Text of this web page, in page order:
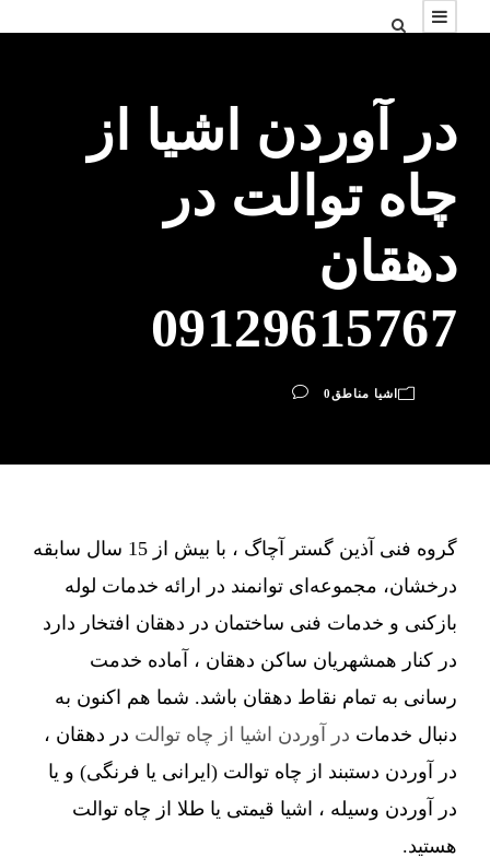
در آوردن اشیا از
چاه توالت در
دهقان
09129615767
اشیا مناطق 0
گروه فنی آذین گستر آچاگ ، با بیش از 15 سال سابقه
درخشان، مجموعه‌ای توانمند در ارائه خدمات لوله
بازکنی و خدمات فنی ساختمان در دهقان افتخار دارد
در کنار همشهریان ساکن دهقان ، آماده خدمت
رسانی به تمام نقاط دهقان باشد. شما هم اکنون به
دنبال خدمات در آوردن اشیا از چاه توالت در دهقان ،
در آوردن دستبند از چاه توالت (ایرانی یا فرنگی) و یا
در آوردن وسیله ، اشیا قیمتی یا طلا از چاه توالت
هستید.